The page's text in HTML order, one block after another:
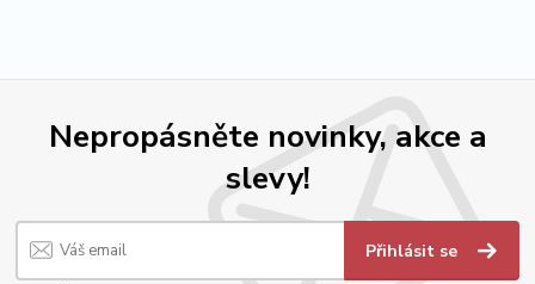
Nepropásněte novinky, akce a
slevy!
Přihlásit se